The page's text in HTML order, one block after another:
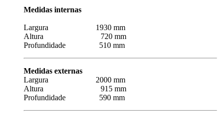
Medidas internas
Largura 1930 mm
Altura 720 mm
Profundidade 510 mm
Medidas externas
Largura 2000 mm
Altura 915 mm
Profundidade 590 mm